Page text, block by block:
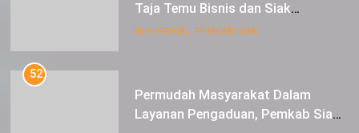
Layanan Pengaduan, Pemkab Siak
Luncurkan Aplikasi SIP PUAN
INFOTORIAL PEMKAB SIAK
53
Bupati Alfedri lepas 21 Calon
Jamaah Haji Asal Sungai Apit